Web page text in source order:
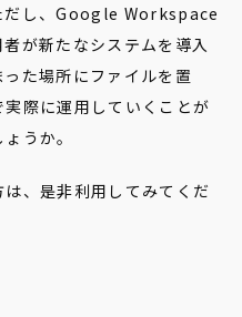
だし、Google Workspace
が新たなシステムを導入
た場所にファイルを置
際に運用していくことが
うか。
、是非利用してみてくだ